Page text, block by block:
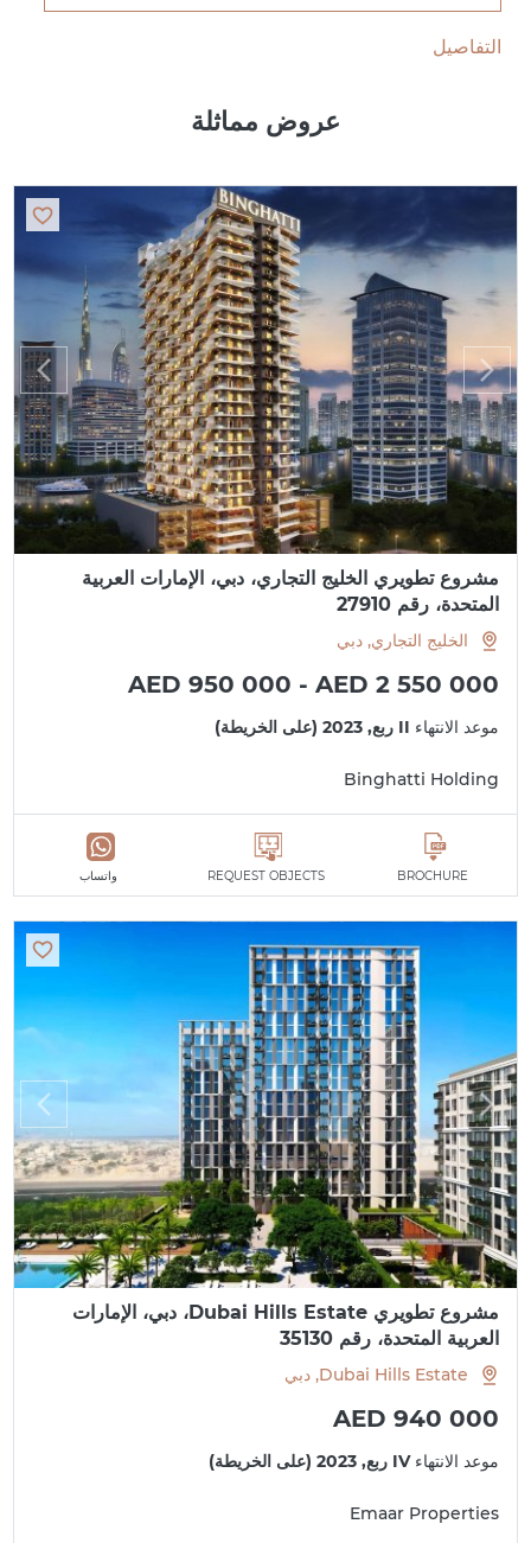
التفاصيل
عروض مماثلة
مشروع تطويري الخليج التجاري، دبي، الإمارات العربية
المتحدة، رقم 27910
الخليج التجاري, دبي
AED 950 000 - AED 2 550 000
موعد الانتهاء II ربع, 2023 (على الخريطة)
Binghatti Holding
BROCHURE
REQUEST OBJECTS واتساب
مشروع تطويري Dubai Hills Estate، دبي، الإمارات
العربية المتحدة، رقم 35130
Dubai Hills Estate, دبي
AED 940 000
موعد الانتهاءIV ربع, 2023 (على الخريطة)
Emaar Properties